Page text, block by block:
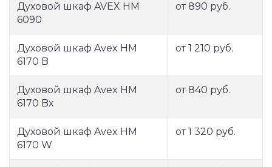
Духовой шкаф AVEX HM
6090
от 890 руб.
Духовой шкаф Avex HM
6170 B
от 1 210 руб.
Духовой шкаф Avex HM
6170 Bx
от 840 руб.
Духовой шкаф Avex HM
6170 W
от 1 320 руб.